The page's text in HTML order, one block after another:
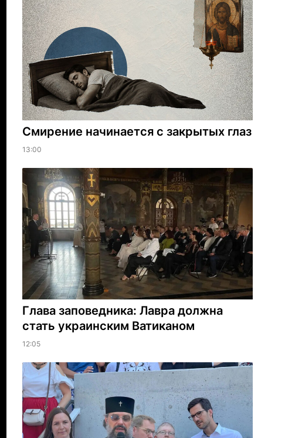
Смирение начинается с закрытых глаз
13:00
Глава заповедника: Лавра должна
стать украинским Ватиканом
12:05